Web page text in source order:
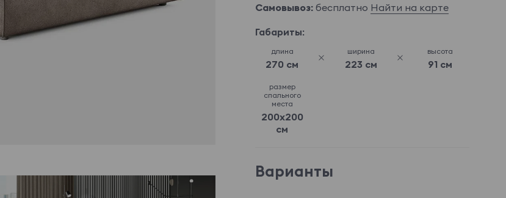
Самовывоз:бесплатно Найти на карте
Габариты:
длина
270 см
ширина
223 см
высота
91 см
размер
спального
места
200x200
см
Варианты